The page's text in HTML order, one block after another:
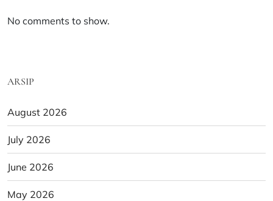
No comments to show.
ARSIP
August 2026
July 2026
June 2026
May 2026